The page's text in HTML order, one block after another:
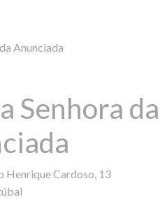
Senhora da
Henrique Cardoso, 13